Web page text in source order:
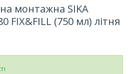
монтажна SIKA
FIX&FILL (750 мл) літня